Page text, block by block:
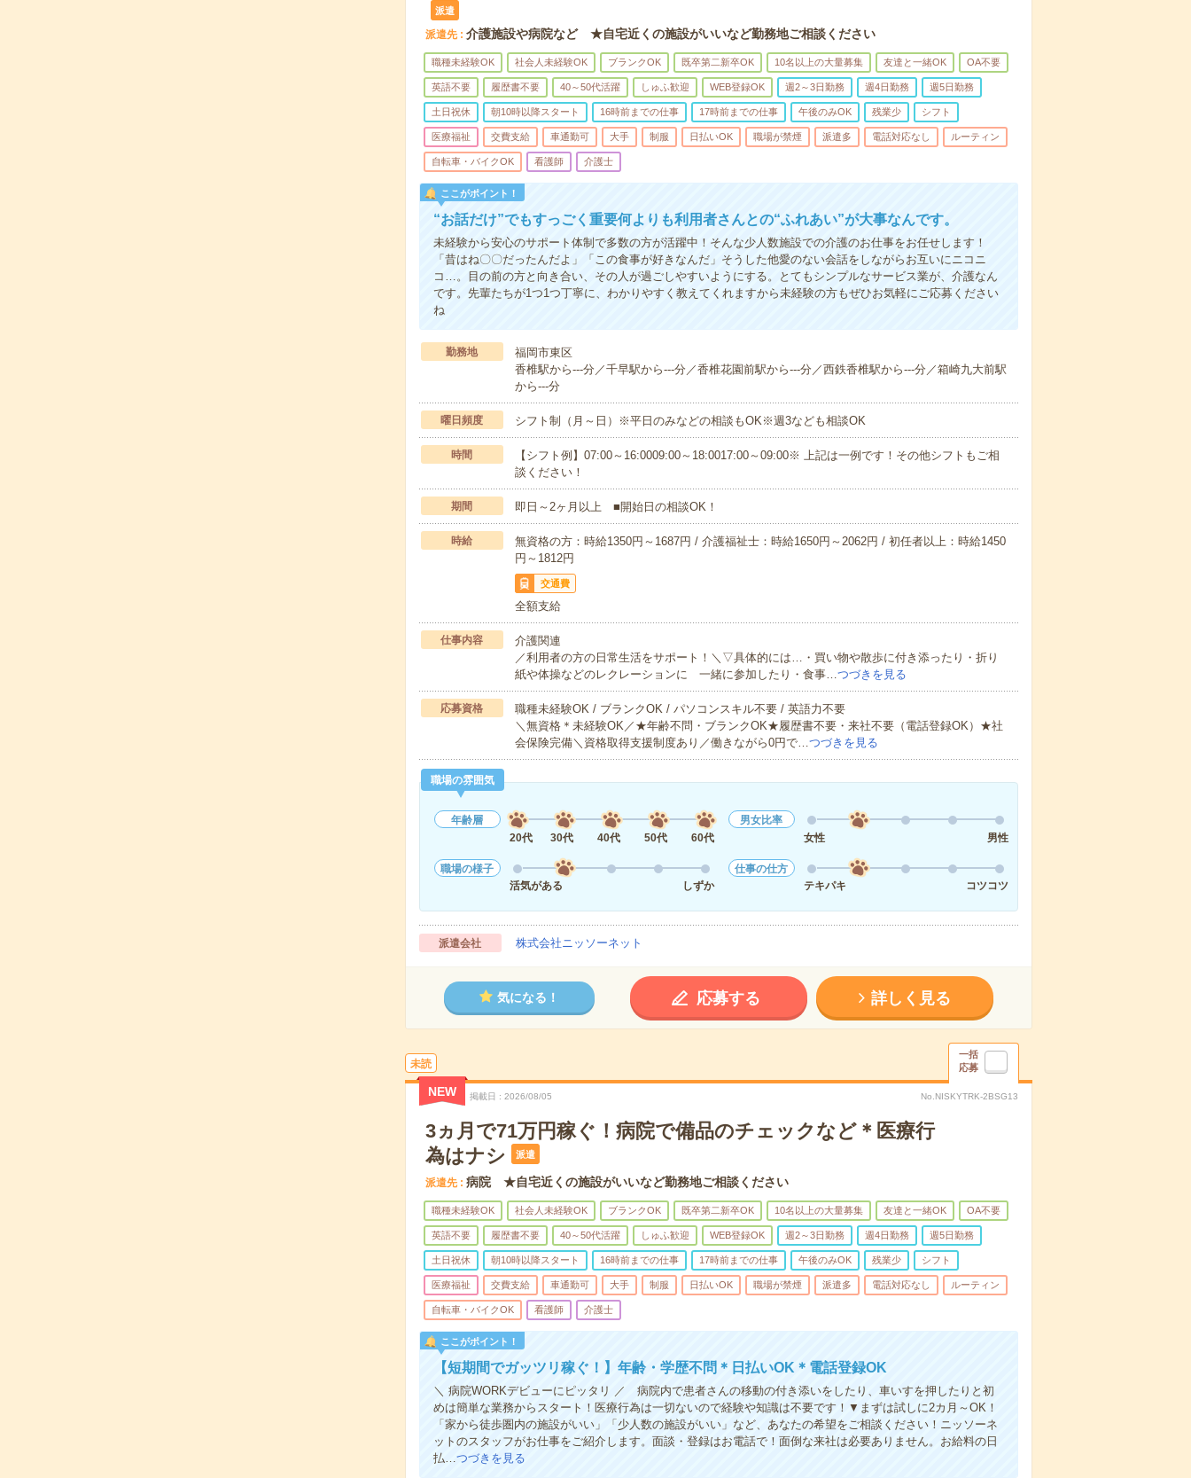
派遣
派遣先 介護施設や病院など ★自宅近くの施設がいいなど勤務地ご相談ください
職種未経験OK 社会人未経験OK ブランクOK 既卒第二新卒OK 10名以上の大量募集 友達と一緒OK OA不要
英語不要 履歴書不要 40～50代活躍 しゅふ歓迎 WEB登録OK 週2～3日勤務 週4日勤務 週5日勤務
土日祝休 朝10時以降スタート 16時前までの仕事 17時前までの仕事 午後のみOK 残業少 シフト
医療福祉 交費支給 車通勤可 大手 制服 日払いOK 職場が禁煙 派遣多 電話対応なし ルーティン
自転車・バイクOK 看護師 介護士
ここがポイント！
“お話だけ”でもすっごく重要何よりも利用者さんとの“ふれあい”が大事なんです。
未経験から安心のサポート体制で多数の方が活躍中！そんな少人数施設での介護のお仕事をお任せします！
「昔はね〇〇だったんだよ」「この食事が好きなんだ」そうした他愛のない会話をしながらお互いにニコニ
コ…。目の前の方と向き合い、その人が過ごしやすいようにする。とてもシンプルなサービス業が、介護なん
です。先輩たちが1つ1つ丁寧に、わかりやすく教えてくれますから未経験の方もぜひお気軽にご応募ください
ね
勤務地
福岡市東区
香椎駅から---分／千早駅から---分／香椎花園前駅から---分／西鉄香椎駅から---分／箱崎九大前駅
から---分
曜日頻度 シフト制（月～日）※平日のみなどの相談もOK※週3なども相談OK
時間
【シフト例】07:00～16:0009:00～18:0017:00～09:00※ 上記は一例です！その他シフトもご相
談ください！
期間 即日～2ヶ月以上 ■開始日の相談OK！
時給
無資格の方：時給1350円～1687円 / 介護福祉士：時給1650円～2062円 / 初任者以上：時給1450
円～1812円
交通費
全額支給
仕事内容
介護関連
／利用者の方の日常生活をサポート！＼▽具体的には…・買い物や散歩に付き添ったり・折り
紙や体操などのレクレーションに 一緒に参加したり・食事…つづきを見る
応募資格
職種未経験OK / ブランクOK / パソコンスキル不要 / 英語力不要
＼無資格＊未経験OK／★年齢不問・ブランクOK★履歴書不要・来社不要（電話登録OK）★社
会保険完備＼資格取得支援制度あり／働きながら0円で…つづきを見る
職場の雰囲気
年齢層
20代
30代 40代 50代 60代
男女比率
女性
男性
職場の様子
活気がある
しずか
仕事の仕方
テキパキ
コツコツ
派遣会社 株式会社ニッソーネット
気になる！ 応募する 詳しく見る
未読
一括
応募
NEW 掲載日 2026/08/05 No.NISKYTRK-2BSG13
3ヵ月で71万円稼ぐ！病院で備品のチェックなど＊医療行
為はナシ
派遣
派遣先 病院 ★自宅近くの施設がいいなど勤務地ご相談ください
職種未経験OK 社会人未経験OK ブランクOK 既卒第二新卒OK 10名以上の大量募集 友達と一緒OK OA不要
英語不要 履歴書不要 40～50代活躍 しゅふ歓迎 WEB登録OK 週2～3日勤務 週4日勤務 週5日勤務
土日祝休 朝10時以降スタート 16時前までの仕事 17時前までの仕事 午後のみOK 残業少 シフト
医療福祉 交費支給 車通勤可 大手 制服 日払いOK 職場が禁煙 派遣多 電話対応なし ルーティン
自転車・バイクOK 看護師 介護士
ここがポイント！
【短期間でガッツリ稼ぐ！】年齢・学歴不問＊日払いOK＊電話登録OK
＼ 病院WORKデビューにピッタリ ／ 病院内で患者さんの移動の付き添いをしたり、車いすを押したりと初
めは簡単な業務からスタート！医療行為は一切ないので経験や知識は不要です！▼まずは試しに2カ月～OK！
「家から徒歩圏内の施設がいい」「少人数の施設がいい」など、あなたの希望をご相談ください！ニッソーネ
ットのスタッフがお仕事をご紹介します。面談・登録はお電話で！面倒な来社は必要ありません。お給料の日
払…つづきを見る